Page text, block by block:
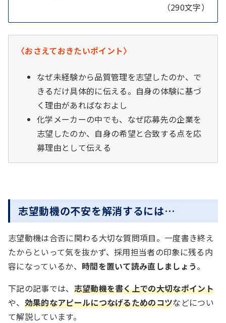
（290文字）
〈おさえておきたいポイント〉
なぜ未経験から品質管理を志望したのか、で
きるだけ具体的に伝える。自身の体験に基づ
く理由があればなおよし
化学メーカーの中でも、なぜ応募先の企業を
志望したのか、自身の希望と合致する点を応
募理由として伝える
志望動機の不安を解消するには…
志望動機は合否に関わる大切な質問項目。一度書き終え
たからといって気を抜かず、採用担当者の印象に残る内
容になっているか、 時間を置いて読み直しましょう。
下記の記事では、 志望動機を書く上での大切なポイント
や、 効果的なアピールにつなげるためのコツなどについ
て解説しています。